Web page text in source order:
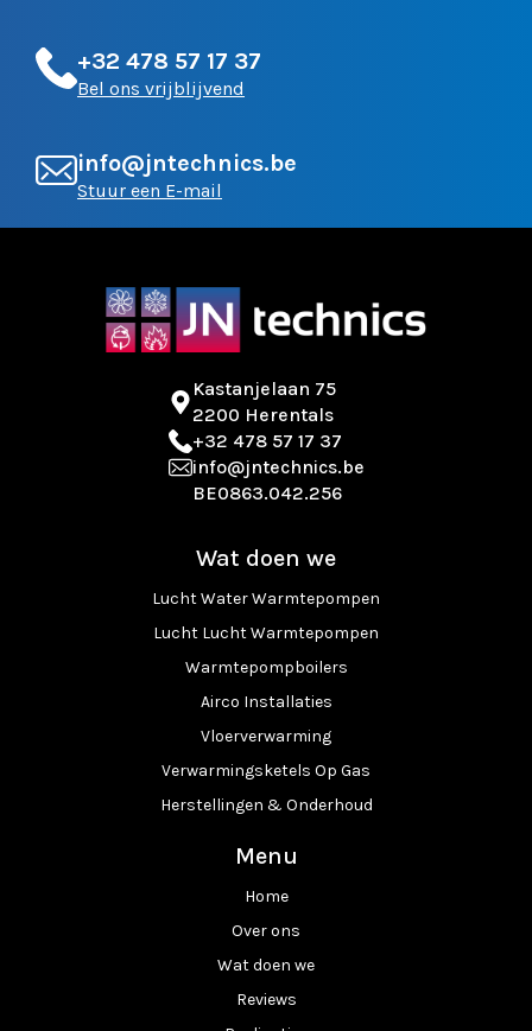
+32 478 57 17 37
Bel ons vrijblijvend
info@jntechnics.be
Stuur een E-mail
Kastanjelaan 75
2200 Herentals
+32 478 57 17 37
info@jntechnics.be
BE0863.042.256
Wat doen we
Lucht Water Warmtepompen
Lucht Lucht Warmtepompen
Warmtepompboilers
Airco Installaties
Vloerverwarming
Verwarmingsketels Op Gas
Herstellingen & Onderhoud
Menu
Home
Over ons
Wat doen we
Reviews